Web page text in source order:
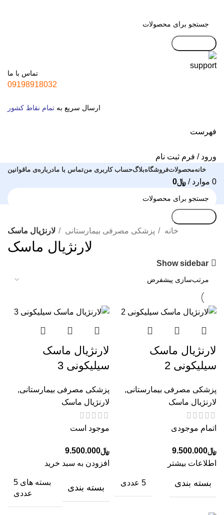
تماس با ما
09198918032
ارسال سریع به تمام نقاط کشور
فهرست
ورود / فرم ثبت نام
خانهمحصولاتفروشگاهبلاگحساب کاربری منتماس با مادرباره‌ی ماقوانین
0 موارد / ﷼0
خانه
پزشکی مصرفی بیمارستانی لارنژیال ماسک
لارنژیال ماسک
Show sidebar
لارنژیال ماسک
سیلیکونی 2
پزشکی مصرفی بیمارستانی,
لارنژیال ماسک
اتمام موجودی
﷼9.500.000
اطلاعات بیشتر
بسته بندی 5 عددی
لارنژیال ماسک
سیلیکونی 3
پزشکی مصرفی بیمارستانی,
لارنژیال ماسک
موجود است
﷼9.500.000
افزودن به سبد خرید
بسته بندی
بسته های 5
عددی